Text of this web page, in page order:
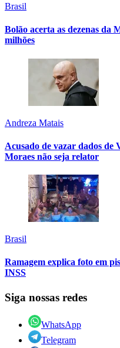
Brasil
Bolão acerta as dezenas da
milhões
Andreza Matais
Acusado de vazar dados de
Moraes não seja relator
Brasil
Ramagem explica foto em
INSS
Siga nossas redes
WhatsApp
Telegram